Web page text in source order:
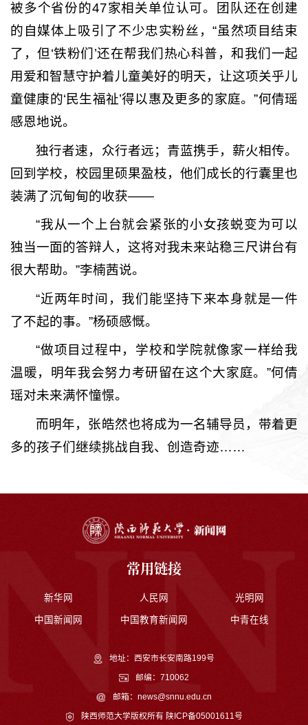
被多个省份的47家相关单位认可。团队还在创建
的自媒体上吸引了不少忠实粉丝，“虽然项目结束
了，但‘铁粉们’还在帮我们热心科普，和我们一起
用爱和智慧守护着儿童美好的明天，让这项关乎儿
童健康的‘民生福祉’得以惠及更多的家庭。”何倩瑶
感恩地说。
独行者速，众行者远；青蓝携手，薪火相传。
回到学校，校园里硕果盈枝，他们成长的行囊里也
装满了沉甸甸的收获——
“我从一个上台就会紧张的小女孩蜕变为可以
独当一面的答辩人，这将对我未来站稳三尺讲台有
很大帮助。”李楠茜说。
“近两年时间，我们能坚持下来本身就是一件
了不起的事。”杨硕感慨。
“做项目过程中，学校和学院就像家一样给我
温暖，明年我会努力考研留在这个大家庭。”何倩
瑶对未来满怀憧憬。
而明年，张皓然也将成为一名辅导员，带着更
多的孩子们继续挑战自我、创造奇迹……
常用链接
新华网 人民网 光明网
中国新闻网 中国教育新闻网 中青在线
地址：西安市长安南路199号
邮编：710062
邮箱：news@snnu.edu.cn
陕西师范大学版权所有 陕ICP备05001611号